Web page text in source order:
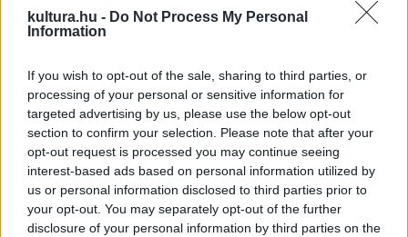
kultura.hu - Do Not Process My Personal
Information
If you wish to opt-out of the sale, sharing to third parties, or
processing of your personal or sensitive information for
targeted advertising by us, please use the below opt-out
section to confirm your selection. Please note that after your
opt-out request is processed you may continue seeing
interest-based ads based on personal information utilized by
us or personal information disclosed to third parties prior to
your opt-out. You may separately opt-out of the further
disclosure of your personal information by third parties on the
a Kárpát-medence kulturális értékeinek zászlóvivőjévé vált,
következetességgel állítja színpadra a határon túli területek
hagyományos népi kultúráját felvillantó műsorait. A
Felvidéken a
Megidézett Kárpátalja, Hágókon innen és túl
című előadással vendégszerepelnek. A műsorban a Keleti-
Kárpátokban és annak előterében, Kárpátalján élő népek,
magyarok, ukránok, ruszinok, huculok, románok, cigányok,
zsidók sokszínű és gazdag tradicionális kultúrája egyaránt